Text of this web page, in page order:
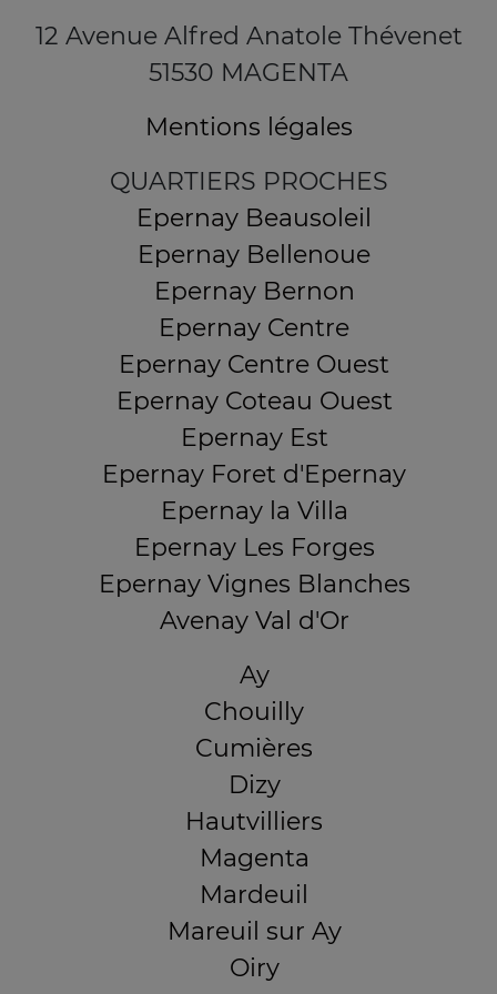
12 Avenue Alfred Anatole Thévenet
51530 MAGENTA
Mentions légales
QUARTIERS PROCHES
Epernay Beausoleil
Epernay Bellenoue
Epernay Bernon
Epernay Centre
Epernay Centre Ouest
Epernay Coteau Ouest
Epernay Est
Epernay Foret d'Epernay
Epernay la Villa
Epernay Les Forges
Epernay Vignes Blanches
Avenay Val d'Or
Ay
Chouilly
Cumières
Dizy
Hautvilliers
Magenta
Mardeuil
Mareuil sur Ay
Oiry